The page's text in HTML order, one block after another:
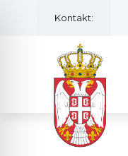
Kontakt: